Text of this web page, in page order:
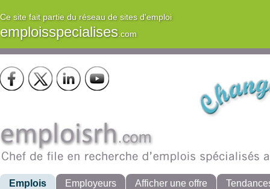
Ce site fait partie du réseau de sites d'emploi
emploisspecialises.com
Emplois Employeurs Afficher une offre